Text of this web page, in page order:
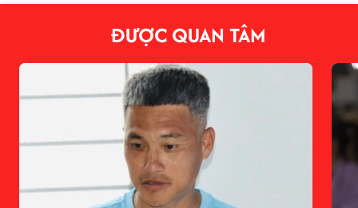
ĐƯỢC QUAN TÂM